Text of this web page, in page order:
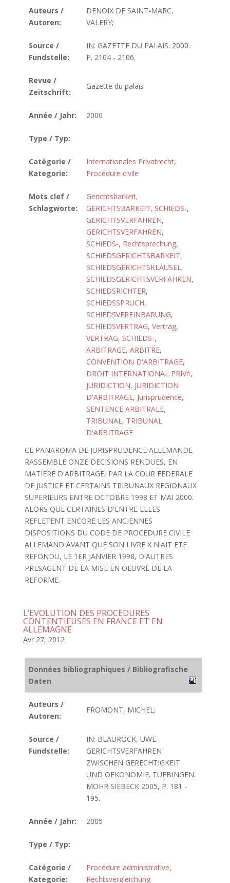
Auteurs /
Autoren:
DENOIX DE SAINT-MARC,
VALERY;
Source /
Fundstelle:
IN: GAZETTE DU PALAIS. 2000.
P. 2104 - 2106.
Revue /
Zeitschrift:
Gazette du palais
Année / Jahr: 2000
Type / Typ:
Catégorie /
Kategorie:
Internationales Privatrecht,
Procédure civile
Mots clef /
Schlagworte:
Gerichtsbarkeit,
GERICHTSBARKEIT, SCHIEDS-,
GERICHTSVERFAHREN,
GERICHTSVERFAHREN,
SCHIEDS-, Rechtsprechung,
SCHIEDSGERICHTSBARKEIT,
SCHIEDSGERICHTSKLAUSEL,
SCHIEDSGERICHTSVERFAHREN,
SCHIEDSRICHTER,
SCHIEDSSPRUCH,
SCHIEDSVEREINBARUNG,
SCHIEDSVERTRAG, Vertrag,
VERTRAG, SCHIEDS-,
ARBITRAGE, ARBITRE,
CONVENTION D'ARBITRAGE,
DROIT INTERNATIONAL PRIVé,
JURIDICTION, JURIDICTION
D'ARBITRAGE, Jurisprudence,
SENTENCE ARBITRALE,
TRIBUNAL, TRIBUNAL
D'ARBITRAGE
CE PANAROMA DE JURISPRUDENCE ALLEMANDE
RASSEMBLE ONZE DECISIONS RENDUES, EN
MATIERE D'ARBITRAGE, PAR LA COUR FEDERALE
DE JUSTICE ET CERTAINS TRIBUNAUX REGIONAUX
SUPERIEURS ENTRE OCTOBRE 1998 ET MAI 2000.
ALORS QUE CERTAINES D'ENTRE ELLES
REFLETENT ENCORE LES ANCIENNES
DISPOSITIONS DU CODE DE PROCEDURE CIVILE
ALLEMAND AVANT QUE SON LIVRE X N'AIT ETE
REFONDU, LE 1ER JANVIER 1998, D'AUTRES
PRESAGENT DE LA MISE EN OEUVRE DE LA
REFORME.
L’EVOLUTION DES PROCEDURES
CONTENTIEUSES EN FRANCE ET EN
ALLEMAGNE
Avr 27, 2012
Données bibliographiques / Bibliografische
Daten
Auteurs /
Autoren:
FROMONT, MICHEL;
Source /
Fundstelle:
IN: BLAUROCK, UWE.
GERICHTSVERFAHREN
ZWISCHEN GERECHTIGKEIT
UND OEKONOMIE. TUEBINGEN.
MOHR SIEBECK 2005, P. 181 -
195.
Année / Jahr: 2005
Type / Typ:
Catégorie /
Kategorie:
Procédure administrative,
Rechtsvergleichung